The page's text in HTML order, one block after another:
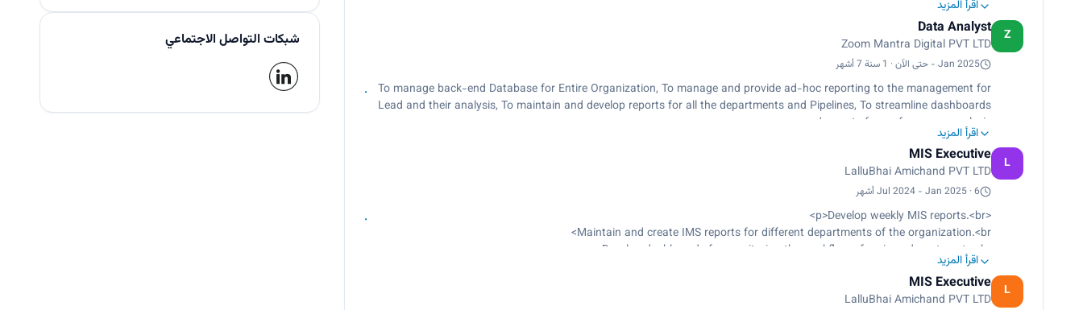
Streamline dashboards and reports for performance analysis.</p>
اقرأ المزيد
Z
Data Analyst
Zoom Mantra Digital PVT LTD
Jan 2025 - حتى الآن · 1 سنة 7 أشهر
To manage back-end Database for Entire Organization, To manage and provide ad-hoc reporting to the management for
Lead and their analysis, To maintain and develop reports for all the departments and Pipelines, To streamline dashboards
and reports for performance analysis
اقرأ المزيد
L
MIS Executive
LalluBhai Amichand PVT LTD
Jul 2024 - Jan 2025 · 6 أشهر
<p>Develop weekly MIS reports.<br>
Maintain and create IMS reports for different departments of the organization.<br>
Develop dashboards for monitoring the workflow of various departments.<br>
Develop sales reports for the departments and analyze patterns of sales and purchase.<br>
Gather sales data and turn data into actionable insights.</p>
اقرأ المزيد
L
MIS Executive
LalluBhai Amichand PVT LTD
شبكات التواصل الاجتماعي